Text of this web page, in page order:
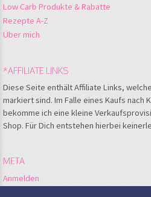
Low Carb Produkte & Rabatte
Rezepte A-Z
Über mich
*AFFILIATE LINKS
Diese Seite enthält Affiliate Links,
markiert sind. Im Falle eines Kaufs nach
bekomme ich eine kleine
Shop. Für Dich entstehen hierbei
META
Anmelden